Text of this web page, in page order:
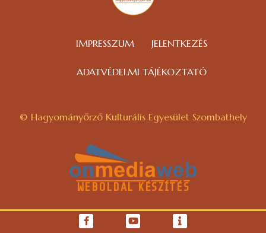
IMPRESSZUM JELENTKEZÉS
ADATVÉDELMI TÁJÉKOZTATÓ
© Hagyományőrző Kulturális Egyesület Szombathely
WEBOLDAL KÉSZÍTÉS